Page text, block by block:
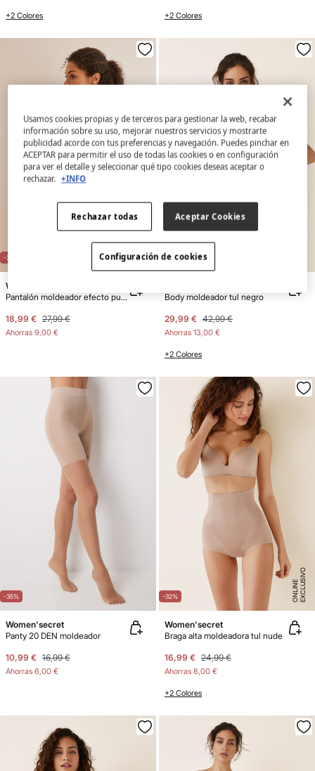
+2 Colores +2 Colores
-32%
Women'secret
Pantalón moldeador efecto push up
18,99 € 27,99 €
Ahorras 9,00 €
-30%
Body moldeador tul negro
29,99 € 42,99 €
Ahorras 13,00 €
+2 Colores
-35%
Women'secret
Panty 20 DEN moldeador
10,99 € 16,99 €
Ahorras 6,00 €
-32% E
X
C
L
U
SI
V
O
O
N
LI
N
E
Women'secret
Braga alta moldeadora tul nude
16,99 € 24,99 €
Ahorras 8,00 €
+2 Colores
Usamos cookies propias y de terceros para gestionar la web, recabar
información sobre su uso, mejorar nuestros servicios y mostrarte
publicidad acorde con tus preferencias y navegación. Puedes pinchar en
ACEPTAR para permitir el uso de todas las cookies o en configuración
para ver el detalle y seleccionar qué tipo cookies deseas aceptar o
rechazar. +INFO
Rechazar todas Aceptar Cookies
Configuración de cookies